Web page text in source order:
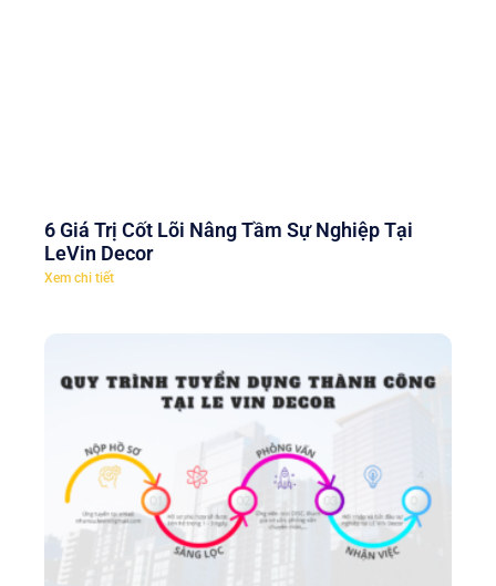
6 Giá Trị Cốt Lõi Nâng Tầm Sự Nghiệp Tại
LeVin Decor
Xem chi tiết